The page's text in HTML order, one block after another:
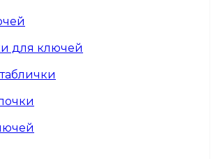
для ключей